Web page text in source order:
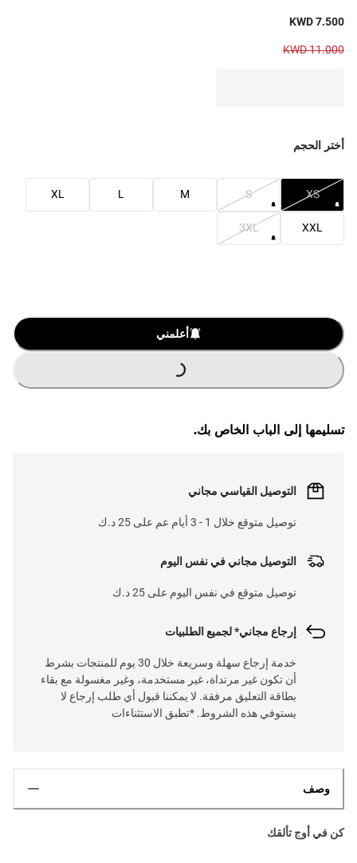
KWD 7.500
KWD 11.000
أختر الحجم
XS
S
M
L
XL
XXL
3XL
أعلمني
G
.
تسليمها إلى الباب الخاص بك.
التوصيل القياسي مجاني
توصيل متوقع خلال 1 - 3 أيام عم على 25 د.ك
التوصيل مجاني في نفس اليوم
توصيل متوقع في نفس اليوم على 25 د.ك
إرجاع مجاني* لجميع الطلبيات
خدمة إرجاع سهلة وسريعة خلال 30 يوم للمنتجات بشرط
أن تكون غير مرتداة، غير مستخدمة، وغير مغسولة مع بقاء
بطاقة التعليق مرفقة. لا يمكننا قبول أي طلب إرجاع لا
يستوفي هذه الشروط. *تطبق الاستثناءات
وصف
كن في أوج تألقك